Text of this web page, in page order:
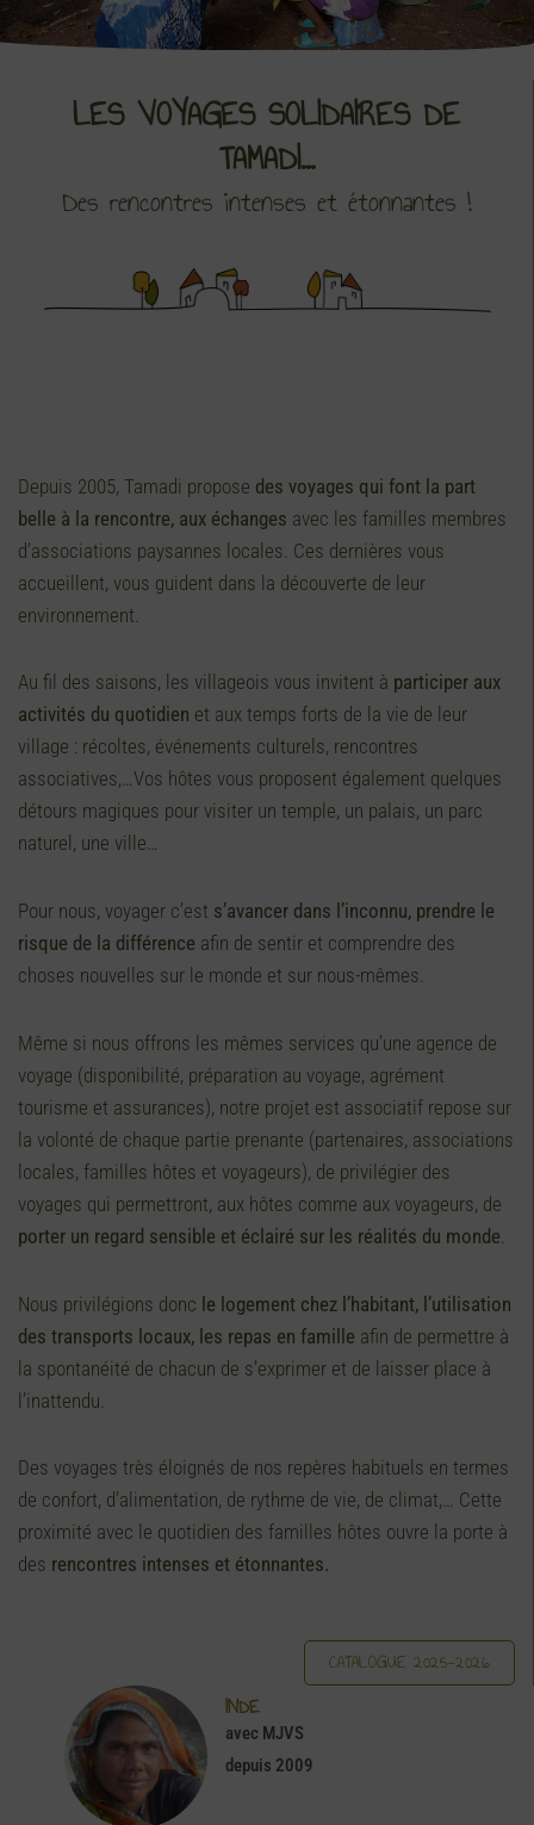
LES VOYAGES SOLIDAIRES DE
TAMADI...
Des rencontres intenses et étonnantes !
Depuis 2005, Tamadi propose des voyages qui font la part
belle à la rencontre, aux échanges avec les familles membres
d’associations paysannes locales. Ces dernières vous
accueillent, vous guident dans la découverte de leur
environnement.
Au fil des saisons, les villageois vous invitent à participer aux
activités du quotidien et aux temps forts de la vie de leur
village : récoltes, événements culturels, rencontres
associatives,…Vos hôtes vous proposent également quelques
détours magiques pour visiter un temple, un palais, un parc
naturel, une ville…
Pour nous, voyager c’est s’avancer dans l’inconnu, prendre le
risque de la différence afin de sentir et comprendre des
choses nouvelles sur le monde et sur nous-mêmes.
Même si nous offrons les mêmes services qu’une agence de
voyage (disponibilité, préparation au voyage, agrément
tourisme et assurances), notre projet est associatif repose sur
la volonté de chaque partie prenante (partenaires, associations
locales, familles hôtes et voyageurs), de privilégier des
voyages qui permettront, aux hôtes comme aux voyageurs, de
porter un regard sensible et éclairé sur les réalités du monde
Nous privilégions donc le logement chez l’habitant, l’utilisation
des transports locaux, les repas en famille afin de permettre à
la spontanéité de chacun de s’exprimer et de laisser place à
l’inattendu.
Des voyages très éloignés de nos repères habituels en termes
de confort, d’alimentation, de rythme de vie, de climat,… Cette
proximité avec le quotidien des familles hôtes ouvre la porte à
des rencontres intenses et étonnantes.
CATALOGUE 2025-2026
INDE
avec MJVS
depuis 2009